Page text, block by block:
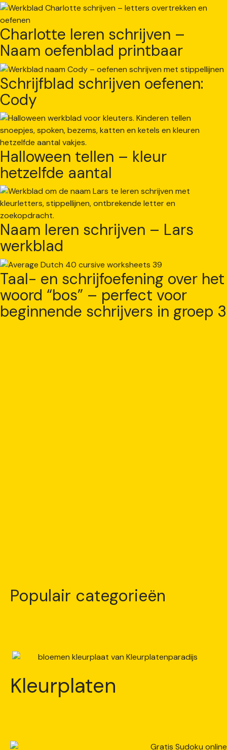
Charlotte leren schrijven –
Naam oefenblad printbaar
Schrijfblad schrijven oefenen:
Cody
Halloween tellen – kleur
hetzelfde aantal
Naam leren schrijven – Lars
werkblad
Taal- en schrijfoefening over het
woord “bos” – perfect voor
beginnende schrijvers in groep 3
Populair categorieën
Kleurplaten